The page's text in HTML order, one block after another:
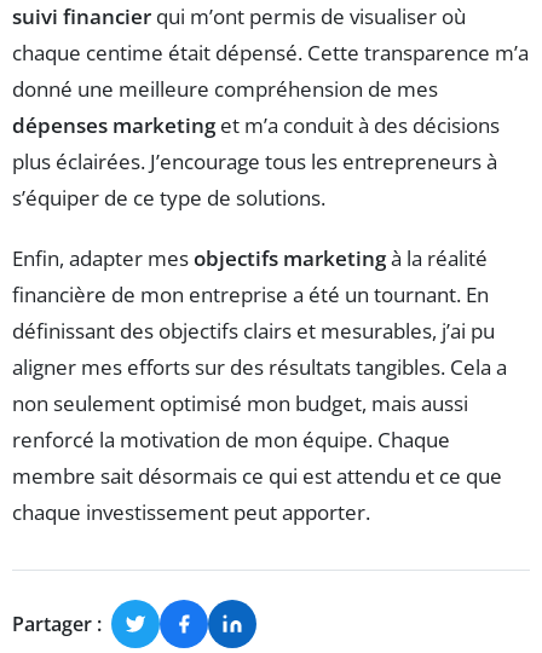
suivi financier qui m’ont permis de visualiser où
chaque centime était dépensé. Cette transparence m’a
donné une meilleure compréhension de mes
dépenses marketinget m’a conduit à des décisions
plus éclairées. J’encourage tous les entrepreneurs à
s’équiper de ce type de solutions.
Enfin, adapter mesobjectifs marketingà la réalité
financière de mon entreprise a été un tournant. En
définissant des objectifs clairs et mesurables, j’ai pu
aligner mes efforts sur des résultats tangibles. Cela a
non seulement optimisé mon budget, mais aussi
renforcé la motivation de mon équipe. Chaque
membre sait désormais ce qui est attendu et ce que
chaque investissement peut apporter.
Partager :